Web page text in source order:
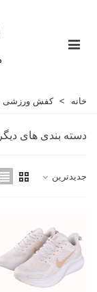
خانه > کفش ورزشی
دسته بندی های دیگر
جدیدترین